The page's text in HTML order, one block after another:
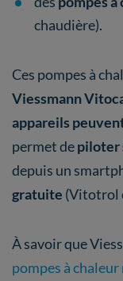
chaudière).
Ces pompes à
Viessmann
appareils
permet depiloter
depuis un
gratuite (Vitotrol
À savoir que
pompes à